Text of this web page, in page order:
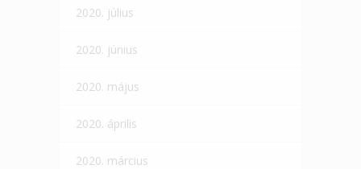
2020. július
2020. június
2020. május
2020. április
2020. március